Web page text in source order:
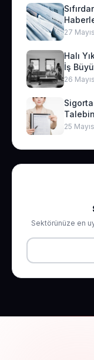
27
Halı
İş
26
25
Sektörünüze en